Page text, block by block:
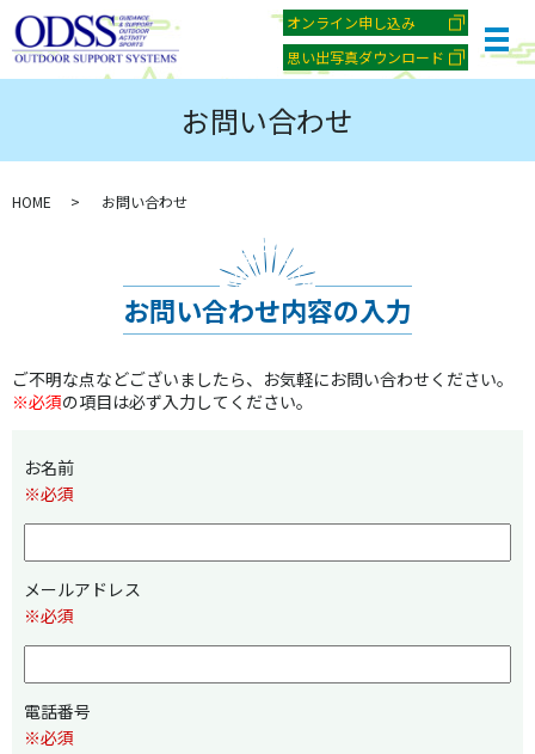
オンライン申し込み
思い出写真ダウンロード
メ
お問い合わせ
HOME お問い合わせ
お問い合わせ内容の入力
ご不明な点などございましたら、お気軽にお問い合わせください。
※必須の項目は必ず入力してください。
お名前
※必須
メールアドレス
※必須
電話番号
※必須